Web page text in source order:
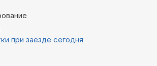
при заезде сегодня